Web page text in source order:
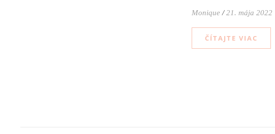
Monique / 21. mája 2022
ČÍTAJTE VIAC